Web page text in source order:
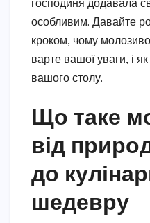
господиня додавала
особливим. Давайте
кроком, чому
варте вашої уваги, і
вашого столу.
Що таке
від
до
шедевру